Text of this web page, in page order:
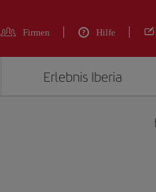
Firmen Hilfe
Erlebnis Iberia